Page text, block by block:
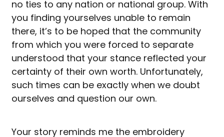
no ties to any nation or national group. With
you finding yourselves unable to remain
there, it’s to be hoped that the community
from which you were forced to separate
understood that your stance reflected your
certainty of their own worth. Unfortunately,
such times can be exactly when we doubt
ourselves and question our own.
Your story reminds me the embroidery